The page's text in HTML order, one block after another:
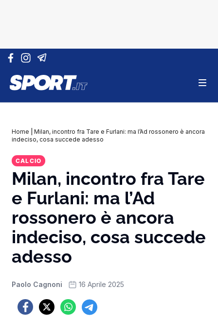
Vai al contenuto
Home
Milan, incontro fra Tare e Furlani: ma l’Ad rossonero è ancora
indeciso, cosa succede adesso
CALCIO
Milan, incontro fra Tare
e Furlani: ma l’Ad
rossonero è ancora
indeciso, cosa succede
adesso
Paolo Cagnoni 16 Aprile 2025